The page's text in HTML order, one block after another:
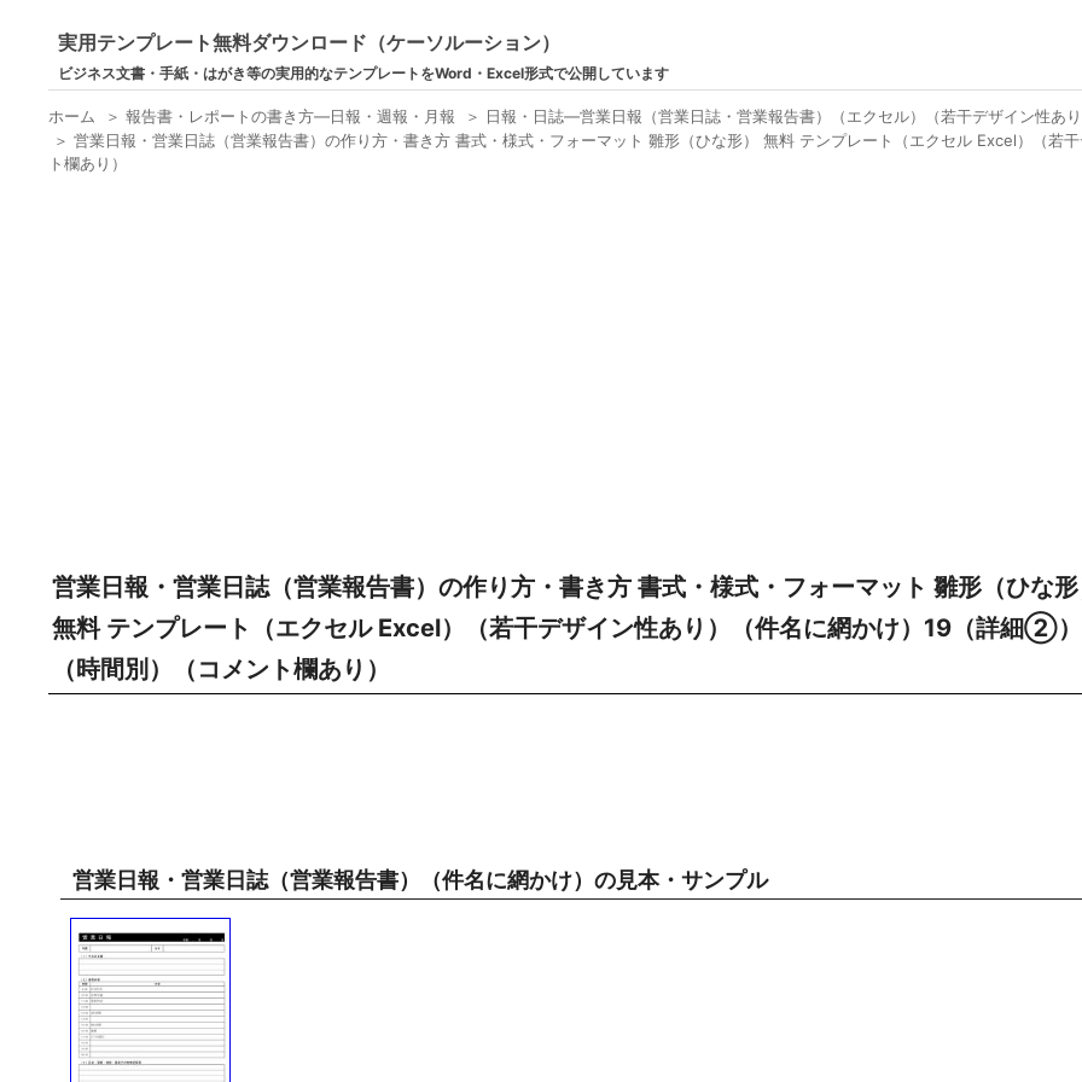
実用テンプレート無料ダウンロード（ケーソルーション）
ビジネス文書・手紙・はがき等の実用的なテンプレートをWord・Excel形式で公開しています
ホーム ＞報告書・レポートの書き方―日報・週報・月報 ＞ 日報・日誌―営業日報（営業日誌・営業報告書）（エクセル）（若干デザイン性あ
＞営業日報・営業日誌（営業報告書）の作り方・書き方 書式・様式・フォーマット 雛形（ひな形） 無料 テンプレート（エクセル Excel）（
ト欄あり）
営業日報・営業日誌（営業報告書）の作り方・書き方 書式・様式・フォーマット 雛形（ひな
無料 テンプレート（エクセル Excel）（若干デザイン性あり）（件名に網かけ）19（詳細②）
（時間別）（コメント欄あり）
営業日報・営業日誌（営業報告書）（件名に網かけ）の見本・サンプル